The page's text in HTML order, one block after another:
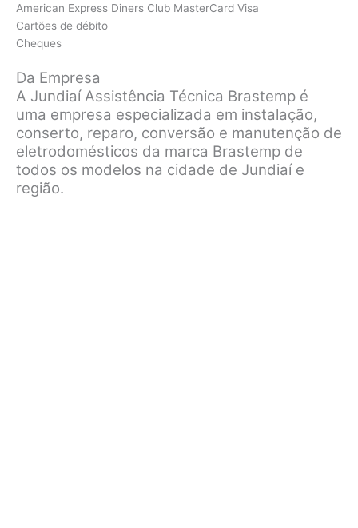
American Express Diners Club MasterCard Visa
Cartões de débito
Cheques
Da Empresa
A Jundiaí Assistência Técnica Brastemp é
uma empresa especializada em instalação,
conserto, reparo, conversão e manutenção de
eletrodomésticos da marca Brastemp de
todos os modelos na cidade de Jundiaí e
região.